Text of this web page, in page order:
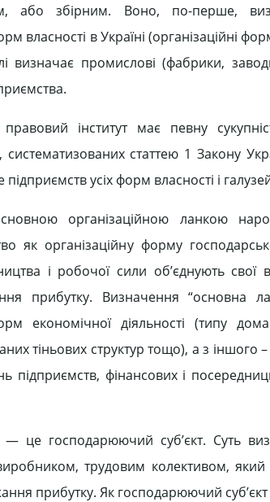
або збірним. Воно, по-перше,
власності в Україні (організаційні
визначає промислові (фабрики,
інститут має певну
статтею 1 Закону
усіх форм власності і
організаційною ланкою
як організаційну форму
і робочої сили об’єднують
прибутку. Визначення “основна
економічної діяльності (типу
тіньових структур тощо), а з іншого –
фінансових і
це господарюючий суб’єкт. Суть
трудовим колективом, який
прибутку. Як господарюючий